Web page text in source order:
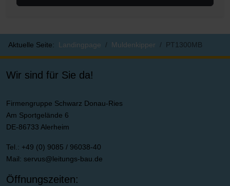
Aktuelle Seite: Landingpage Muldenkipper PT1300MB
Wir sind für Sie da!
Firmengruppe Schwarz Donau-Ries
Am Sportgelände 6
DE-86733 Alerheim
Tel.: +49 (0) 9085 / 96038-40
Mail: servus@leitungs-bau.de
Öffnungszeiten: